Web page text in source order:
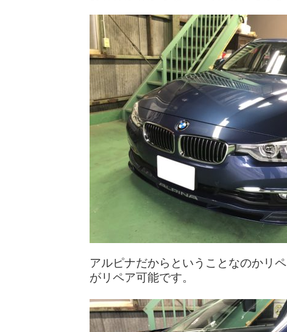
アルピナだからということなのかリ
がリペア可能です。